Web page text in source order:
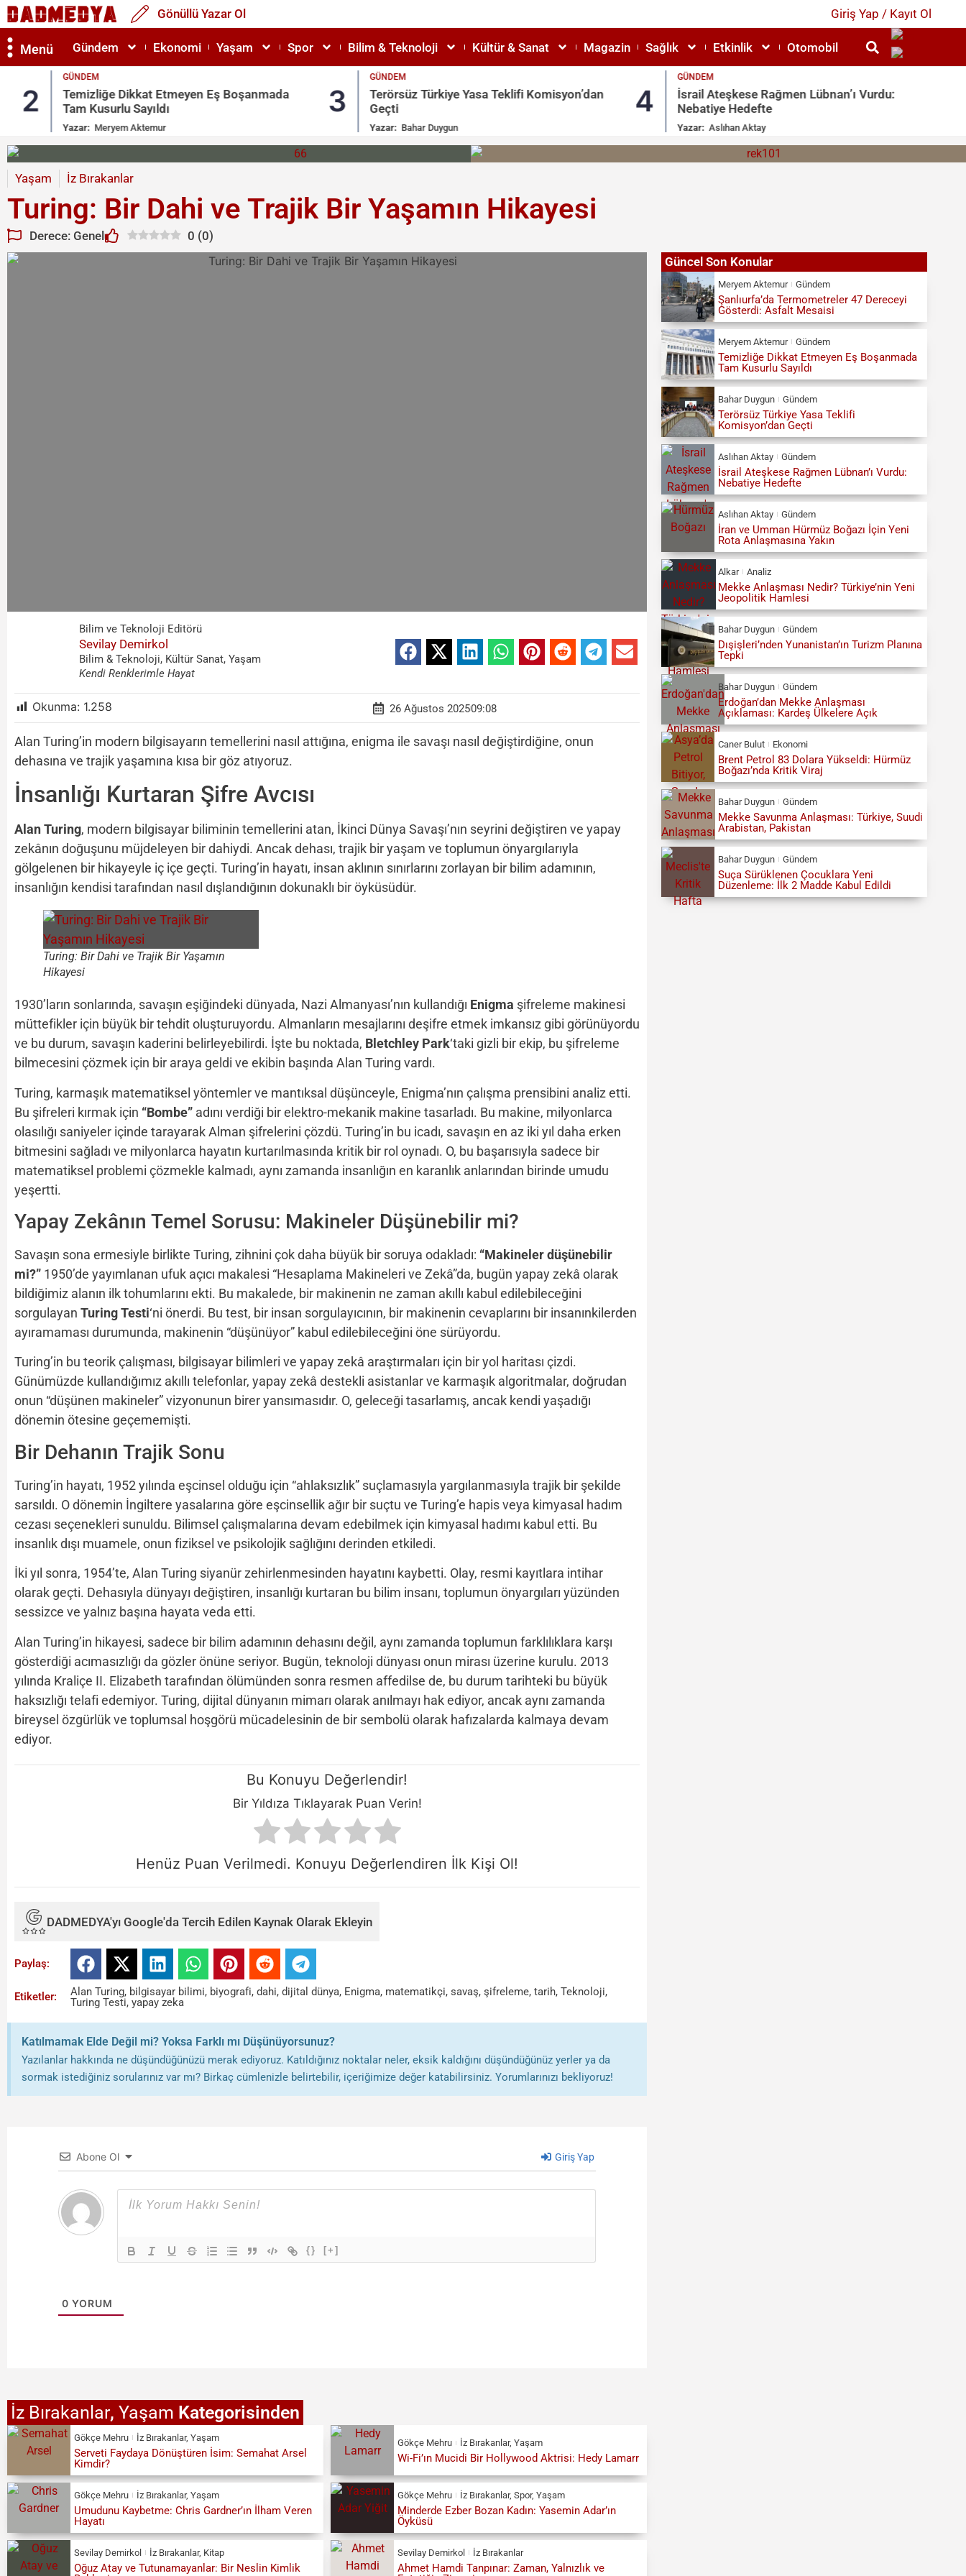
Gönüllü Yazar Ol Giriş Yap / Kayıt Ol
Menü Gündem Ekonomi Yaşam Spor Bilim & Teknoloji Kültür & Sanat Magazin Sağlık Etkinlik Otomobil
2
GÜNDEM
Temizliğe Dikkat Etmeyen Eş Boşanmada
Tam Kusurlu Sayıldı
Yazar: Meryem Aktemur
3
GÜNDEM
Terörsüz Türkiye Yasa Teklifi Komisyon’dan
Geçti
Yazar: Bahar Duygun
4
GÜNDEM
İsrail Ateşkese Rağmen Lübnan’ı Vurdu:
Nebatiye Hedefte
Yazar: Aslıhan Aktay
Yaşam İz Bırakanlar
Turing: Bir Dahi ve Trajik Bir Yaşamın Hikayesi
Derece: Genel 0 (0)
Bilim ve Teknoloji Editörü
Sevilay Demirkol
Bilim & Teknoloji, Kültür Sanat, Yaşam
Kendi Renklerimle Hayat
Okunma: 1.258 26 Ağustos 202509:08
Alan Turing’in modern bilgisayarın temellerini nasıl attığına, enigma ile savaşı nasıl değiştirdiğine, onun
dehasına ve trajik yaşamına kısa bir göz atıyoruz.
İnsanlığı Kurtaran Şifre Avcısı
Alan Turing, modern bilgisayar biliminin temellerini atan, İkinci Dünya Savaşı’nın seyrini değiştiren ve yapay
zekânın doğuşunu müjdeleyen bir dahiydi. Ancak dehası, trajik bir yaşam ve toplumun önyargılarıyla
gölgelenen bir hikayeyle iç içe geçti. Turing’in hayatı, insan aklının sınırlarını zorlayan bir bilim adamının,
insanlığın kendisi tarafından nasıl dışlandığının dokunaklı bir öyküsüdür.
Turing: Bir Dahi ve Trajik Bir Yaşamın
Hikayesi
1930’ların sonlarında, savaşın eşiğindeki dünyada, Nazi Almanyası’nın kullandığı Enigma şifreleme makinesi
müttefikler için büyük bir tehdit oluşturuyordu. Almanların mesajlarını deşifre etmek imkansız gibi görünüyordu
ve bu durum, savaşın kaderini belirleyebilirdi. İşte bu noktada, Bletchley Park‘taki gizli bir ekip, bu şifreleme
bilmecesini çözmek için bir araya geldi ve ekibin başında Alan Turing vardı.
Turing, karmaşık matematiksel yöntemler ve mantıksal düşünceyle, Enigma’nın çalışma prensibini analiz etti.
Bu şifreleri kırmak için “Bombe” adını verdiği bir elektro-mekanik makine tasarladı. Bu makine, milyonlarca
olasılığı saniyeler içinde tarayarak Alman şifrelerini çözdü. Turing’in bu icadı, savaşın en az iki yıl daha erken
bitmesini sağladı ve milyonlarca hayatın kurtarılmasında kritik bir rol oynadı. O, bu başarısıyla sadece bir
matematiksel problemi çözmekle kalmadı, aynı zamanda insanlığın en karanlık anlarından birinde umudu
yeşertti.
Yapay Zekânın Temel Sorusu: Makineler Düşünebilir mi?
Savaşın sona ermesiyle birlikte Turing, zihnini çok daha büyük bir soruya odakladı: “Makineler düşünebilir
mi?” 1950’de yayımlanan ufuk açıcı makalesi “Hesaplama Makineleri ve Zekâ”da, bugün yapay zekâ olarak
bildiğimiz alanın ilk tohumlarını ekti. Bu makalede, bir makinenin ne zaman akıllı kabul edilebileceğini
sorgulayan Turing Testi‘ni önerdi. Bu test, bir insan sorgulayıcının, bir makinenin cevaplarını bir insanınkilerden
ayıramaması durumunda, makinenin “düşünüyor” kabul edilebileceğini öne sürüyordu.
Turing’in bu teorik çalışması, bilgisayar bilimleri ve yapay zekâ araştırmaları için bir yol haritası çizdi.
Günümüzde kullandığımız akıllı telefonlar, yapay zekâ destekli asistanlar ve karmaşık algoritmalar, doğrudan
onun “düşünen makineler” vizyonunun birer yansımasıdır. O, geleceği tasarlamış, ancak kendi yaşadığı
dönemin ötesine geçememişti.
Bir Dehanın Trajik Sonu
Turing’in hayatı, 1952 yılında eşcinsel olduğu için “ahlaksızlık” suçlamasıyla yargılanmasıyla trajik bir şekilde
sarsıldı. O dönemin İngiltere yasalarına göre eşcinsellik ağır bir suçtu ve Turing’e hapis veya kimyasal hadım
cezası seçenekleri sunuldu. Bilimsel çalışmalarına devam edebilmek için kimyasal hadımı kabul etti. Bu
insanlık dışı muamele, onun fiziksel ve psikolojik sağlığını derinden etkiledi.
İki yıl sonra, 1954’te, Alan Turing siyanür zehirlenmesinden hayatını kaybetti. Olay, resmi kayıtlara intihar
olarak geçti. Dehasıyla dünyayı değiştiren, insanlığı kurtaran bu bilim insanı, toplumun önyargıları yüzünden
sessizce ve yalnız başına hayata veda etti.
Alan Turing’in hikayesi, sadece bir bilim adamının dehasını değil, aynı zamanda toplumun farklılıklara karşı
gösterdiği acımasızlığı da gözler önüne seriyor. Bugün, teknoloji dünyası onun mirası üzerine kurulu. 2013
yılında Kraliçe II. Elizabeth tarafından ölümünden sonra resmen affedilse de, bu durum tarihteki bu büyük
haksızlığı telafi edemiyor. Turing, dijital dünyanın mimarı olarak anılmayı hak ediyor, ancak aynı zamanda
bireysel özgürlük ve toplumsal hoşgörü mücadelesinin de bir sembolü olarak hafızalarda kalmaya devam
ediyor.
Bu Konuyu Değerlendir!
Bir Yıldıza Tıklayarak Puan Verin!
Henüz Puan Verilmedi. Konuyu Değerlendiren İlk Kişi Ol!
DADMEDYA'yı Google'da Tercih Edilen Kaynak Olarak Ekleyin
Paylaş:
Etiketler: Alan Turing, bilgisayar bilimi, biyografi,dahi,dijital dünya, Enigma, matematikçi,savaş,şifreleme,tarih,Teknoloji,
Turing Testi,yapay zeka
Katılmamak Elde Değil mi? Yoksa Farklı mı Düşünüyorsunuz?
Yazılanlar hakkında ne düşündüğünüzü merak ediyoruz. Katıldığınız noktalar neler, eksik kaldığını düşündüğünüz yerler ya da
sormak istediğiniz sorularınız var mı? Birkaç cümlenizle belirtebilir, içeriğimize değer katabilirsiniz. Yorumlarınızı bekliyoruz!
Abone Ol Giriş Yap
{} [+]
0 YORUM
İz Bırakanlar, Yaşam Kategorisinden
Gökçe Mehru İz Bırakanlar, Yaşam
Serveti Faydaya Dönüştüren İsim: Semahat Arsel
Kimdir?
Gökçe Mehru İz Bırakanlar, Yaşam
Wi-Fi’ın Mucidi Bir Hollywood Aktrisi: Hedy Lamarr
Gökçe Mehru İz Bırakanlar, Yaşam
Umudunu Kaybetme: Chris Gardner’ın İlham Veren
Hayatı
Gökçe Mehru İz Bırakanlar, Spor, Yaşam
Minderde Ezber Bozan Kadın: Yasemin Adar’ın
Öyküsü
Sevilay Demirkol İz Bırakanlar, Kitap
Oğuz Atay ve Tutunamayanlar: Bir Neslin Kimlik
Sevilay Demirkol İz Bırakanlar
Ahmet Hamdi Tanpınar: Zaman, Yalnızlık ve
Güncel Son Konular
Meryem Aktemur Gündem
Şanlıurfa’da Termometreler 47 Dereceyi
Gösterdi: Asfalt Mesaisi
Meryem Aktemur Gündem
Temizliğe Dikkat Etmeyen Eş Boşanmada
Tam Kusurlu Sayıldı
Bahar Duygun Gündem
Terörsüz Türkiye Yasa Teklifi
Komisyon’dan Geçti
Aslıhan Aktay Gündem
İsrail Ateşkese Rağmen Lübnan’ı Vurdu:
Nebatiye Hedefte
Aslıhan Aktay Gündem
İran ve Umman Hürmüz Boğazı İçin Yeni
Rota Anlaşmasına Yakın
Alkar Analiz
Mekke Anlaşması Nedir? Türkiye’nin Yeni
Jeopolitik Hamlesi
Bahar Duygun Gündem
Dışişleri’nden Yunanistan’ın Turizm Planına
Tepki
Bahar Duygun Gündem
Erdoğan’dan Mekke Anlaşması
Açıklaması: Kardeş Ülkelere Açık
Caner Bulut Ekonomi
Brent Petrol 83 Dolara Yükseldi: Hürmüz
Boğazı’nda Kritik Viraj
Bahar Duygun Gündem
Mekke Savunma Anlaşması: Türkiye, Suudi
Arabistan, Pakistan
Bahar Duygun Gündem
Suça Sürüklenen Çocuklara Yeni
Düzenleme: İlk 2 Madde Kabul Edildi